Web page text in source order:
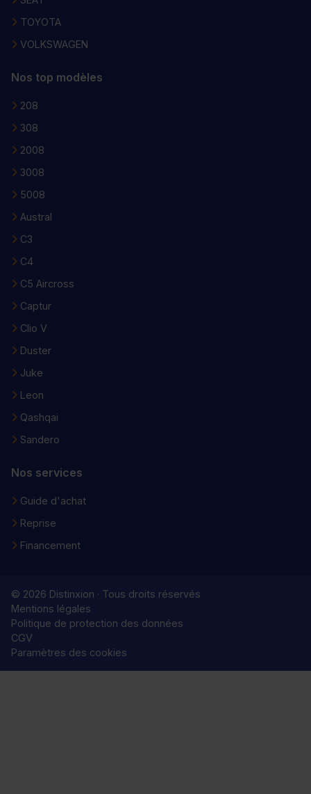
TOYOTA
VOLKSWAGEN
Nos top modèles
208
308
2008
3008
5008
Austral
C3
C4
C5 Aircross
Captur
Clio V
Duster
Juke
Leon
Qashqai
Sandero
Nos services
Guide d'achat
Reprise
Financement
© 2026 Distinxion · Tous droits réservés
Mentions légales
Politique de protection des données
CGV
Paramètres des cookies